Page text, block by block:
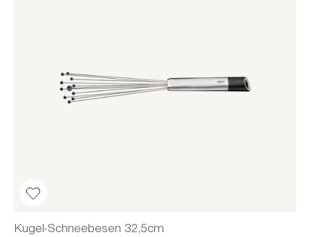
Kugel-Schneebesen 32,5cm